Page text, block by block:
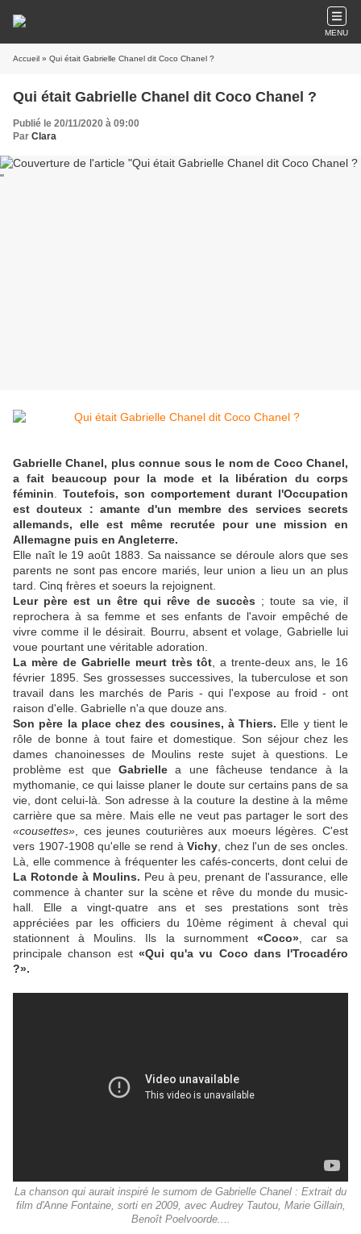
MENU
Accueil » Qui était Gabrielle Chanel dit Coco Chanel ?
Qui était Gabrielle Chanel dit Coco Chanel ?
Publié le 20/11/2020 à 09:00
Par Clara
Gabrielle Chanel, plus connue sous le nom de Coco Chanel,
a fait beaucoup pour la mode et la libération du corps
féminin
Toutefois, son comportement durant l'Occupation
est douteux : amante d'un membre des services secrets
allemands, elle est même recrutée pour une mission en
Allemagne puis en Angleterre.
Elle naît le 19 août 1883. Sa naissance se déroule alors que ses
parents ne sont pas encore mariés, leur union a lieu un an plus
tard. Cinq frères et soeurs la rejoignent.
Leur père est un être qui rêve de succès ; toute sa vie, il
reprochera à sa femme et ses enfants de l'avoir empêché de
vivre comme il le désirait. Bourru, absent et volage, Gabrielle lui
voue pourtant une véritable adoration.
La mère de Gabrielle meurt très tôt , a trente-deux ans, le 16
février 1895. Ses grossesses successives, la tuberculose et son
travail dans les marchés de Paris - qui l'expose au froid - ont
raison d'elle. Gabrielle n'a que douze ans.
Son père la place chez des cousines, à Thiers. Elle y tient le
rôle de bonne à tout faire et domestique. Son séjour chez les
dames chanoinesses de Moulins reste sujet à questions. Le
problème est que Gabrielle a une fâcheuse tendance à la
mythomanie, ce qui laisse planer le doute sur certains pans de sa
vie, dont celui-là. Son adresse à la couture la destine à la même
carrière que sa mère. Mais elle ne veut pas partager le sort des
«cousettes» , ces jeunes couturières aux moeurs légères. C'est
vers 1907-1908 qu'elle se rend à Vichy , chez l'un de ses oncles.
Là, elle commence à fréquenter les cafés-concerts, dont celui de
La Rotonde à Moulins. Peu à peu, prenant de l'assurance, elle
commence à chanter sur la scène et rêve du monde du music-
hall. Elle a vingt-quatre ans et ses prestations sont très
appréciées par les officiers du 10ème régiment à cheval qui
stationnent à Moulins. Ils la surnomment «Coco», car sa
principale chanson est «Qui qu'a vu Coco dans l'Trocadéro
?».
La chanson qui aurait inspiré le surnom de Gabrielle Chanel : Extrait du
film d'Anne Fontaine, sorti en 2009, avec Audrey Tautou, Marie Gillain,
Benoît Poelvoorde....